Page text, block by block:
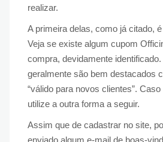
realizar.
A primeira delas, como já citado,
Veja se existe algum cupom
compra, devidamente
geralmente são bem destacados
“válido para novos clientes”.
utilize a outra forma a seguir.
Assim que de cadastrar no site,
enviado algum e-mail de boas-